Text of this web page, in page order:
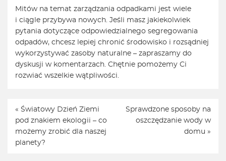
Mitów na temat zarządzania odpadkami jest wiele
i ciągle przybywa nowych. Jeśli masz jakiekolwiek
pytania dotyczące odpowiedzialnego segregowania
odpadów, chcesz lepiej chronić środowisko i rozsądniej
wykorzystywać zasoby naturalne – zapraszamy do
dyskusji w komentarzach. Chętnie pomożemy Ci
rozwiać wszelkie wątpliwości.
« Światowy Dzień Ziemi
pod znakiem ekologii – co
możemy zrobić dla naszej
planety?
Sprawdzone sposoby na
oszczędzanie wody w
domu »